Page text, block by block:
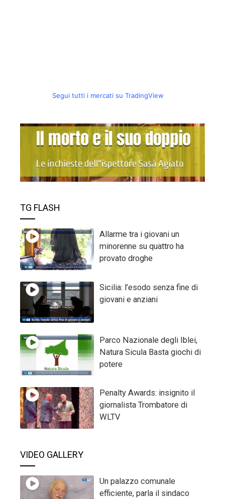
Segui tutti i mercati su TradingView
TG FLASH
Allarme tra i giovani un
minorenne su quattro ha
provato droghe
Sicilia: l’esodo senza fine di
giovani e anziani
Parco Nazionale degli Iblei,
Natura Sicula Basta giochi di
potere
Penalty Awards: insignito il
giornalista Trombatore di
WLTV
VIDEO GALLERY
Un palazzo comunale
efficiente, parla il sindaco